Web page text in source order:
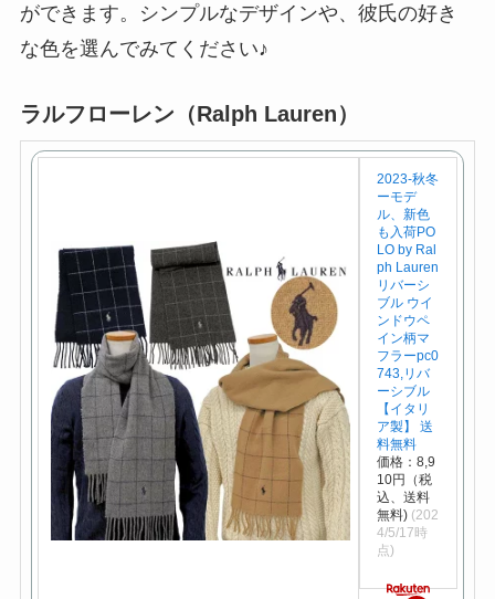
ができます。シンプルなデザインや、彼氏の好き
な色を選んでみてください♪
ラルフローレン（Ralph Lauren）
2023-秋冬
ーモデ
ル、新色
も入荷PO
LO by Ral
ph Lauren
リバーシ
ブル ウイ
ンドウペ
イン柄マ
フラーpc0
743,リバ
ーシブル
【イタリ
ア製】 送
料無料
価格：8,9
10円（税
込、送料
無料) (202
4/5/17時
点)